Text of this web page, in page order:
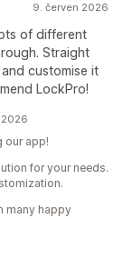
9. červen 2026
of different
Straight
customise it
LockPro!
2026
our app!
for your needs.
many happy